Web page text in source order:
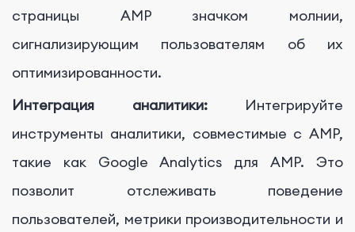
страницы AMP значком молнии,
сигнализирующим пользователям об их
оптимизированности.
Интеграция аналитики:Интегрируйте
инструменты аналитики, совместимые с AMP,
такие как Google Analytics для AMP. Это
позволит отслеживать поведение
пользователей, метрики производительности и